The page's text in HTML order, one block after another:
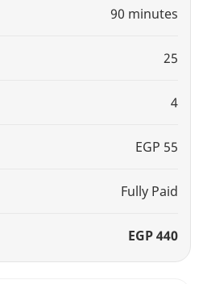
90 minutes
25
4
EGP 55
Fully Paid
EGP 440